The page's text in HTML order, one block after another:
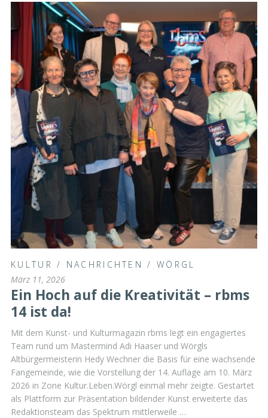
KULTUR / NACHRICHTEN /WÖRGL
März 11, 2026
Ein Hoch auf die Kreativität – rbms
14 ist da!
Mit dem Kunst- und Kulturmagazin rbms legt ein engagiertes
Team rund um Mastermind Adi Haaser und Wörgls
Altbürgermeisterin Hedy Wechner die Basis für eine wachsende
Fangemeinde, wie die Vorstellung der 14. Auflage am 10. März
2026 in Zone Kultur.Leben.Wörgl einmal mehr zeigte. Gestartet
als Plattform zur Präsentation bildender Kunst erweiterte das
Redaktionsteam das Spektrum mittlerweile …